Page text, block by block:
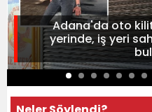
Adana'da oto
yerinde, iş yeri